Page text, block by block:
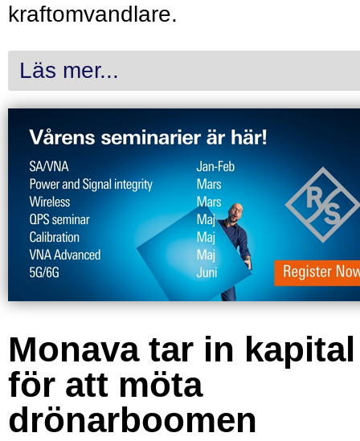
kraftomvandlare.
Läs mer...
Monava tar in kapital
för att möta
drönarboomen